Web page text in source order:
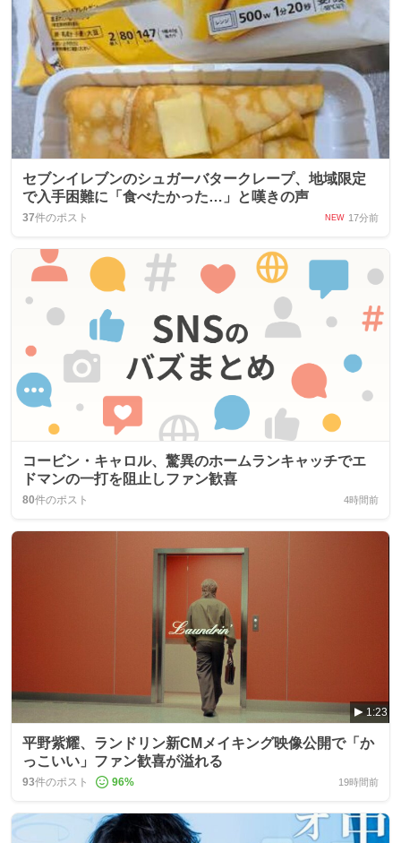
セブンイレブンのシュガーバタークレープ、地域限定
で入手困難に「食べたかった…」と嘆きの声
37件のポスト NEW 17分前
コービン・キャロル、驚異のホームランキャッチでエ
ドマンの一打を阻止しファン歓喜
80件のポスト 4時間前
1:23
平野紫耀、ランドリン新CMメイキング映像公開で「か
っこいい」ファン歓喜が溢れる
93件のポスト 96% 19時間前